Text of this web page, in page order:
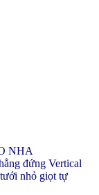
NHA
đứng Vertical
nhỏ giọt tự